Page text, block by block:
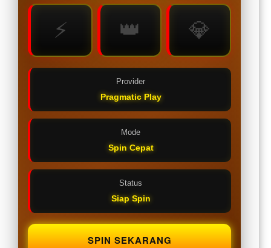
⚡ 👑 💎
Provider
Pragmatic Play
Mode
Spin Cepat
Status
Siap Spin
SPIN SEKARANG